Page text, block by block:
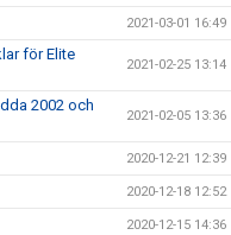
2021-03-01 16:49
för Elite
2021-02-25 13:14
2002 och
2021-02-05 13:36
2020-12-21 12:39
2020-12-18 12:52
2020-12-15 14:36